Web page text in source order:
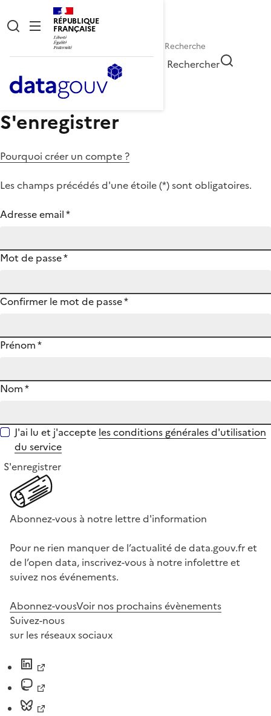
RÉPUBLIQUE
FRANÇAISE
Rechercher
S'enregistrer
Pourquoi créer un compte ?
Les champs précédés d'une étoile (*) sont obligatoires.
Adresse email*
Mot de passe*
Confirmer le mot de passe*
Prénom*
Nom*
J'ai lu et j'accepte les conditions générales d'utilisation
du service
S'enregistrer
Abonnez-vous à notre lettre d'information
Pour ne rien manquer de l’actualité de data.gouv.fr et
de l’open data, inscrivez-vous à notre infolettre et
suivez nos événements.
Abonnez-vousVoir nos prochains évènements
Suivez-nous
sur les réseaux sociaux